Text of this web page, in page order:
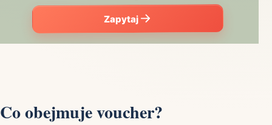
Zapytaj
Co obejmuje voucher?